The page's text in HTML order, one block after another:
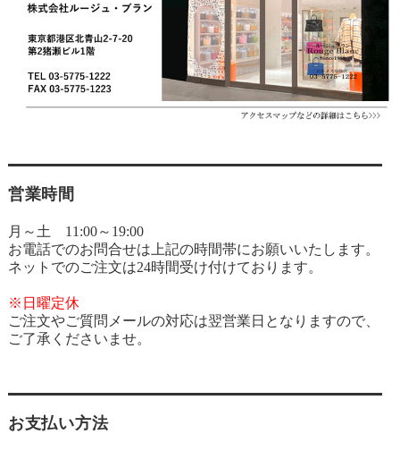
営業時間
月～土 11:00～19:00
お電話でのお問合せは上記の時間帯にお願いいたします。
ネットでのご注文は24時間受け付けております。
※日曜定休
ご注文やご質問メールの対応は翌営業日となりますので、
ご了承くださいませ。
お支払い方法